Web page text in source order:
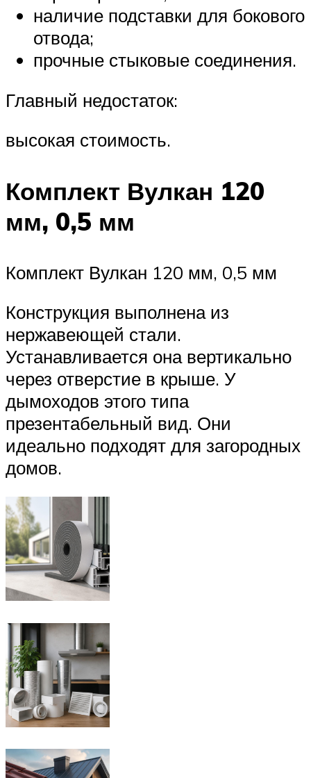
наличие подставки для бокового
отвода;
прочные стыковые соединения.
Главный недостаток:
высокая стоимость.
Комплект Вулкан 120
мм, 0,5 мм
Комплект Вулкан 120 мм, 0,5 мм
Конструкция выполнена из
нержавеющей стали.
Устанавливается она вертикально
через отверстие в крыше. У
дымоходов этого типа
презентабельный вид. Они
идеально подходят для загородных
домов.